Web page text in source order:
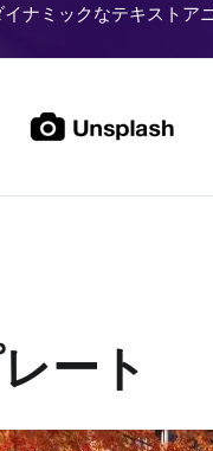
イナミックなテキストア
ート